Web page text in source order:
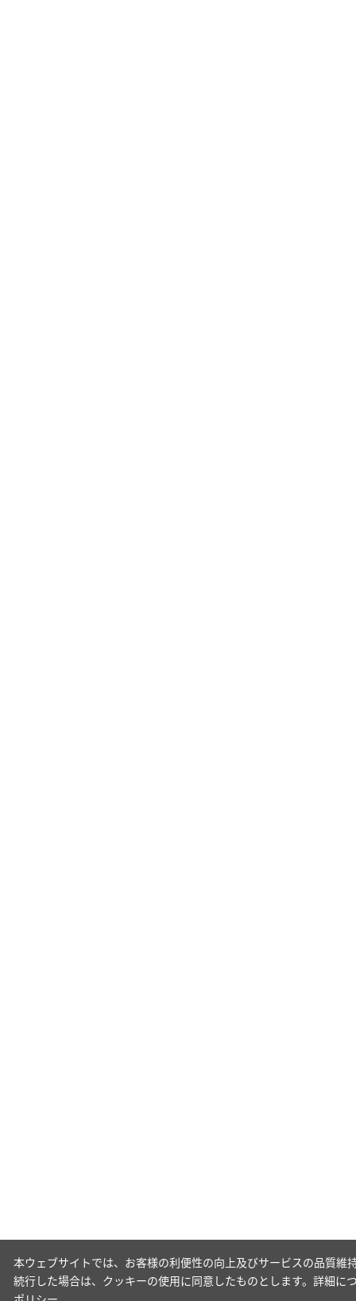
本ウェブサイトでは、お客様の利便性の向上及びサービスの品質
続行した場合は、クッキーの使用に同意したものとします。詳細